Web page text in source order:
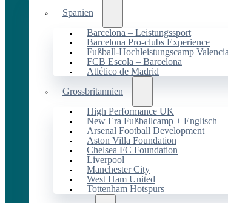
Spanien
Barcelona – Leistungssport
Barcelona Pro-clubs Experience
Fußball-Hochleistungscamp Valencia
FCB Escola – Barcelona
Atlético de Madrid
Grossbritannien
High Performance UK
New Era Fußballcamp + Englisch
Arsenal Football Development
Aston Villa Foundation
Chelsea FC Foundation
Liverpool
Manchester City
West Ham United
Tottenham Hotspurs